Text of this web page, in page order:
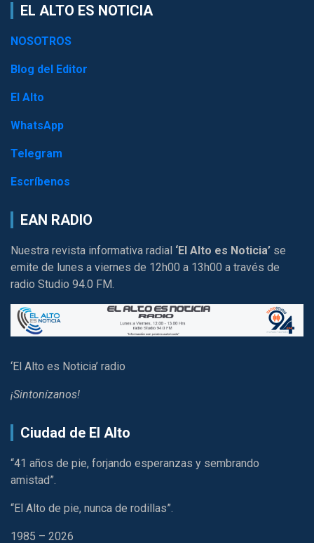
EL ALTO ES NOTICIA
NOSOTROS
Blog del Editor
El Alto
WhatsApp
Telegram
Escríbenos
EAN RADIO
Nuestra revista informativa radial ‘El Alto es Noticia’ se
emite de lunes a viernes de 12h00 a 13h00 a través de
radio Studio 94.0 FM.
‘El Alto es Noticia’ radio
¡Sintonízanos!
Ciudad de El Alto
“41 años de pie, forjando esperanzas y sembrando
amistad”.
“El Alto de pie, nunca de rodillas”.
1985 – 2026